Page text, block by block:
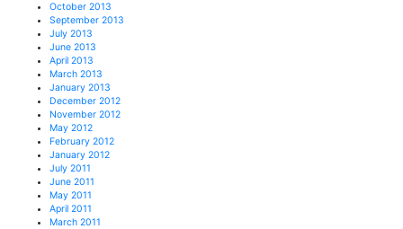
October 2013
September 2013
July 2013
June 2013
April 2013
March 2013
January 2013
December 2012
November 2012
May 2012
February 2012
January 2012
July 2011
June 2011
May 2011
April 2011
March 2011